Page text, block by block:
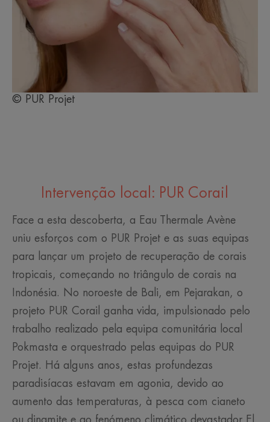
© PUR Projet
Intervenção local: PUR Corail
Face a esta descoberta, a Eau Thermale Avène
uniu esforços com o PUR Projet e as suas equipas
para lançar um projeto de recuperação de corais
tropicais, começando no triângulo de corais na
Indonésia. No noroeste de Bali, em Pejarakan, o
projeto PUR Corail ganha vida, impulsionado pelo
trabalho realizado pela equipa comunitária local
Pokmasta e orquestrado pelas equipas do PUR
Projet. Há alguns anos, estas profundezas
paradisíacas estavam em agonia, devido ao
aumento das temperaturas, à pesca com cianeto
ou dinamite e ao fenómeno climático devastador El